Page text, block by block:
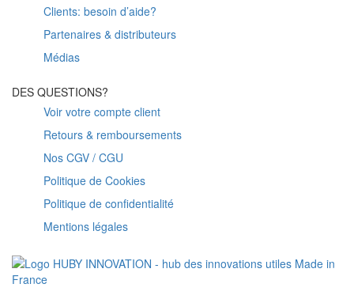
Clients: besoin d’aide?
Partenaires & distributeurs
Médias
DES QUESTIONS?
Voir votre compte client
Retours & remboursements
Nos CGV / CGU
Politique de Cookies
Politique de confidentialité
Mentions légales